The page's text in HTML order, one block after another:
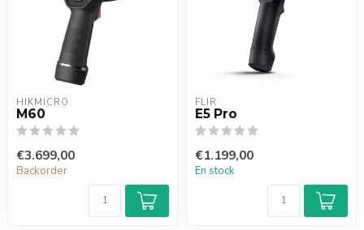
HIKMICRO
M60
€3.699,00
Backorder
FLIR
E5 Pro
€1.199,00
En stock